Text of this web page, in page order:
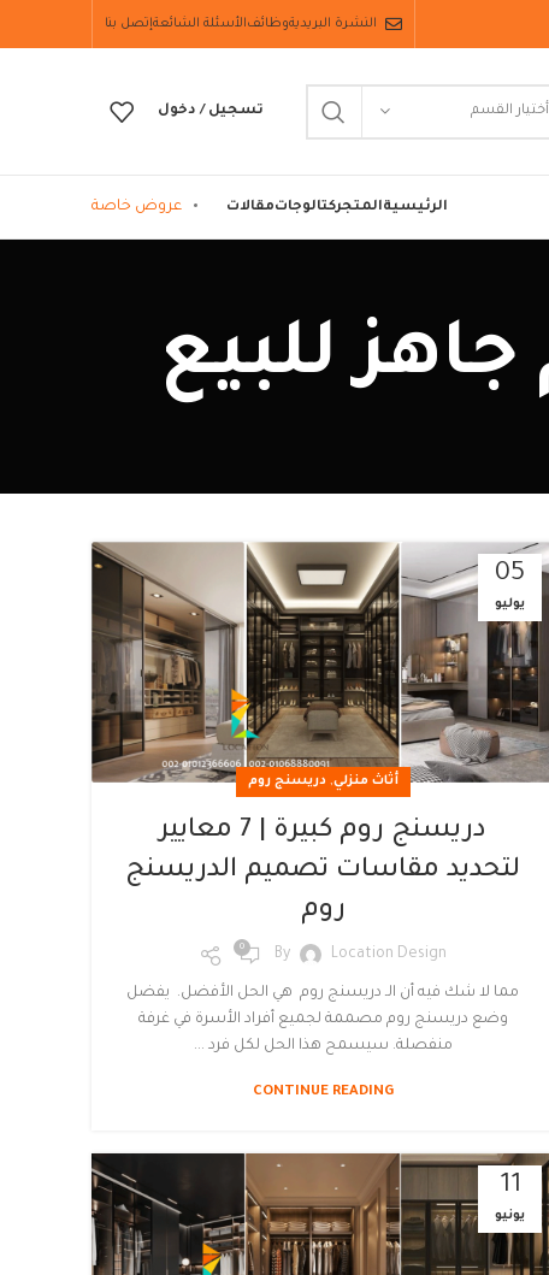
النشرة البريديةوظائفالأسئلة الشائعةإتصل بنا
أختيار القسم تسجيل / دخول
الرئيسيةالمتجركتالوجاتمقالات عروض خاصة
05
يوليو
أثاث منزلي, دريسنج روم
دريسنج روم كبيرة | 7 معايير
لتحديد مقاسات تصميم الدريسنج
روم
By Location Design
0
مما لا شك فيه أن الـ دريسنج روم هي الحل الأفضل. يفضل
وضع دريسنج روم مصممة لجميع أفراد الأسرة في غرفة
منفصلة. سيسمح هذا الحل لكل فرد ...
CONTINUE READING
11
يونيو